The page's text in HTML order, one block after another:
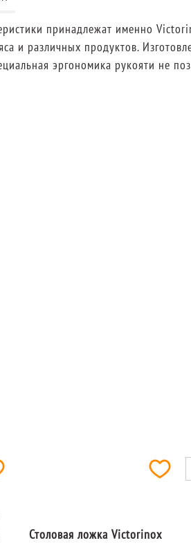
принадлежат именно
различных продуктов.
эргономика рукояти не
Столовая ложка Victorinox